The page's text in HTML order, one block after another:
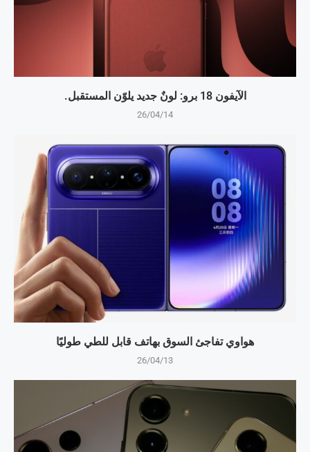
الآيفون 18 برو: لونٌ جديد يلوّن المستقبل.
26/04/14
هواوي تفاجئ السوق بهاتف قابل للطي طوليًا
26/04/13